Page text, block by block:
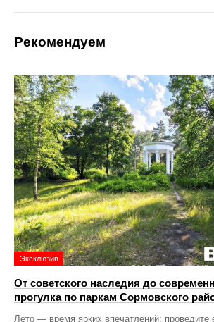
Рекомендуем
Эксклюзив
От советского наследия до
прогулка по паркам Сормовского
Лето — время ярких впечатлений: проведите